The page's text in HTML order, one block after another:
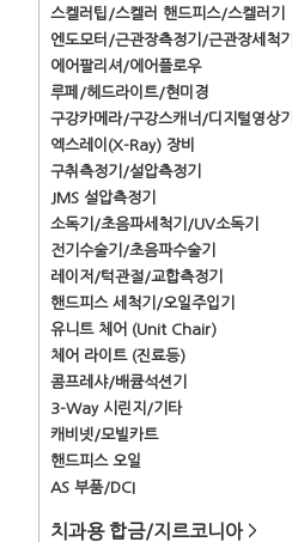
스켈러팁/스켈러 핸드피스/스켈러기
엔도모터/근관장측정기/근관장세척기
에어팔리셔/에어플로우
루페/헤드라이트/현미경
구강카메라/구강스캐너/디지털영상기
엑스레이(X-Ray) 장비
구취측정기/설압측정기
JMS 설압측정기
소독기/초음파세척기/UV소독기
전기수술기/초음파수술기
레이저/턱관절/교합측정기
핸드피스 세척기/오일주입기
유니트 체어 (Unit Chair)
체어 라이트 (진료등)
콤프레샤/배큠석션기
3-Way 시린지/기타
캐비넷/모빌카트
핸드피스 오일
AS 부품/DCI
치과용 합금/지르코니아 >